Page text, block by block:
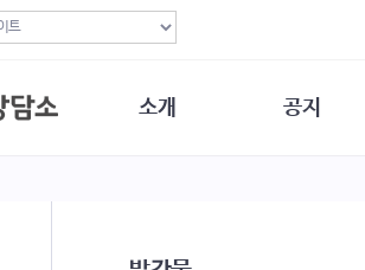
소개 공지